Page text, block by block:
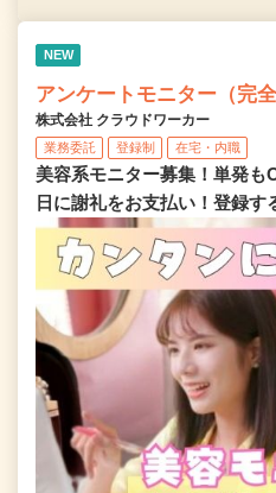
NEW
アンケートモニター（完全
株式会社 クラウドワーカー
業務委託 登録制 在宅・内職
美容系モニター募集！単発も
日に謝礼をお支払い！登録す